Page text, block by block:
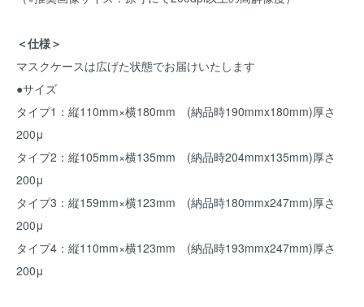
＜仕様＞
マスクケースは広げた状態でお届けいたします
●サイズ
タイプ1：縦110mm×横180mm (納品時190mmx180mm)厚さ
200μ
タイプ2：縦105mm×横135mm (納品時204mmx135mm)厚さ
200μ
タイプ3：縦159mm×横123mm (納品時180mmx247mm)厚さ
200μ
タイプ4：縦110mm×横123mm (納品時193mmx247mm)厚さ
200μ